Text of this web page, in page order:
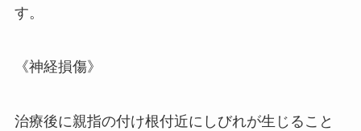
す。
《神経損傷》
治療後に親指の付け根付近にしびれが生じること